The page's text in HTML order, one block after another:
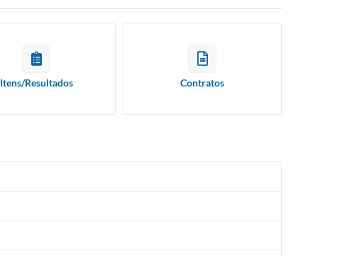
Itens/Resultados Contratos